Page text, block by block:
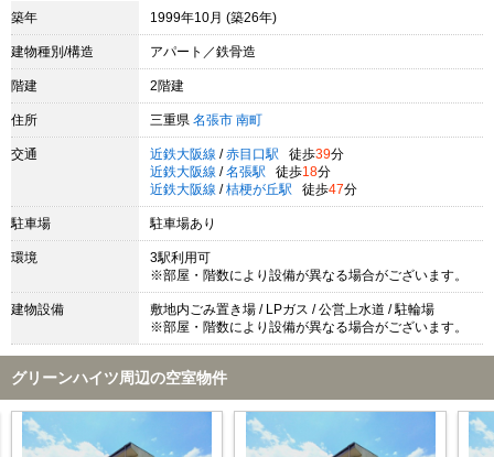
築年 1999年10月 (築26年)
建物種別/構造 アパート／鉄骨造
階建 2階建
住所 三重県 名張市 南町
交通 近鉄大阪線 / 赤目口駅 徒歩39分
近鉄大阪線 / 名張駅 徒歩18分
近鉄大阪線 / 桔梗が丘駅 徒歩47分
駐車場 駐車場あり
環境
3駅利用可
※部屋・階数により設備が異なる場合がございます。
建物設備
敷地内ごみ置き場 / LPガス / 公営上水道 / 駐輪場
※部屋・階数により設備が異なる場合がございます。
グリーンハイツ周辺の空室物件